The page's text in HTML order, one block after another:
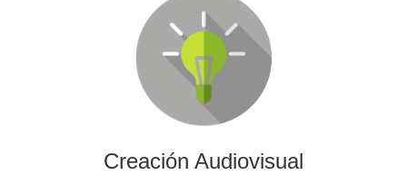
Creación Audiovisual
Creación Audiovisual
Ofrecemos soluciones creativas, de producción y edición
para cualquier tipo de contenido audiovisual: vídeos
promocionales, spots o cobertura audiovisual de eventos.